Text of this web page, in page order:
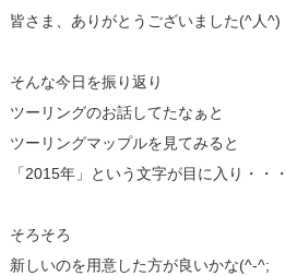
皆さま、ありがとうございました(^人^)
そんな今日を振り返り
ツーリングのお話してたなぁと
ツーリングマップルを見てみると
「2015年」という文字が目に入り・・・
そろそろ
新しいのを用意した方が良いかな(^-^;